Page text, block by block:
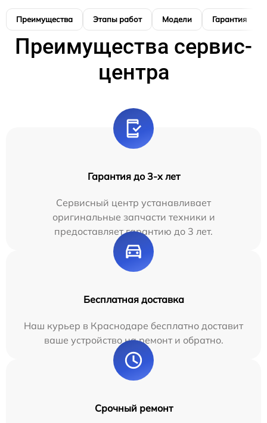
Преимущества Этапы работ Модели Гарантия
Преимущества сервис-
центра
Гарантия до 3-х лет
Сервисный центр устанавливает
оригинальные запчасти техники и
предоставляет гарантию до 3 лет.
Бесплатная доставка
Наш курьер в Краснодаре бесплатно доставит
ваше устройство на ремонт и обратно.
Срочный ремонт